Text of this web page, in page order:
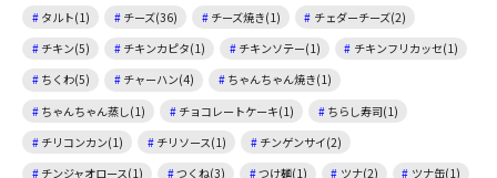
タルト(1)
チーズ(36) チーズ焼き(1)
チェダーチーズ(2)
チキン(5)
チキンカピタ(1) チキンソテー(1)
チキンフリカッセ(1)
ちくわ(5)
チャーハン(4)
ちゃんちゃん焼き(1)
ちゃんちゃん蒸し(1)
チョコレートケーキ(1)
ちらし寿司(1)
チリコンカン(1)
チリソース(1)
チンゲンサイ(2)
チンジャオロース(1)
つくね(3) つけ麺(1) ツナ(2) ツナ缶(1)